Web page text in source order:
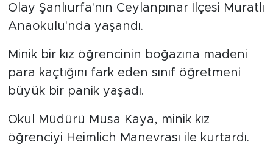
Olay Şanlıurfa'nın Ceylanpınar İlçesi Muratlı
Anaokulu'nda yaşandı.
Minik bir kız öğrencinin boğazına madeni
para kaçtığını fark eden sınıf öğretmeni
büyük bir panik yaşadı.
Okul Müdürü Musa Kaya, minik kız
öğrenciyi Heimlich Manevrası ile kurtardı.